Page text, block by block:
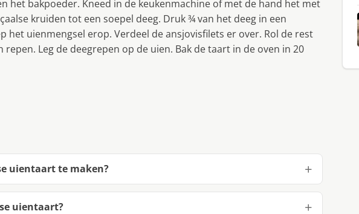
het bakpoeder. Kneed in de keukenmachine of met de hand het met
kruiden tot een soepel deeg. Druk ¾ van het deeg in een
het uienmengsel erop. Verdeel de ansjovisfilets er over. Rol de rest
Leg de deegrepen op de uien. Bak de taart in de oven in 20
uientaart te maken?
uientaart?